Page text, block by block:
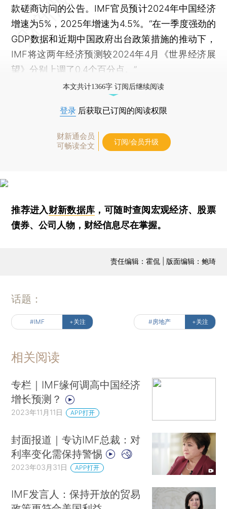
款磋商访问的公告。IMF官员预计2024年中国经济
增速为5%，2025年增速为4.5%。“在一季度强劲的
GDP数据和近期中国政府出台政策措施的推动下，
IMF将这两年经济预测较2024年4月《世界经济展
望》分别上调了0.4个百分点。”
本文共计1366字 订阅后继续阅读
登录 后获取已订阅的阅读权限
财新通会员
可畅读全文
订阅/会员升级
推荐进入财新数据库 ，可随时查阅宏观经济、股票
债券、公司人物，财经信息尽在掌握。
责任编辑：霍侃 | 版面编辑：鲍琦
话题：
#IMF +关注 #房地产 +关注
相关阅读
专栏｜IMF缘何调高中国经济
增长预测？
2023年11月11日 APP打开
封面报道｜专访IMF总裁：对
利率变化需保持警惕
2023年03月31日 APP打开
IMF发言人：保持开放的贸易